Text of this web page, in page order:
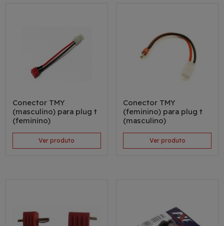
Conector TMY
(masculino) para plug t
(feminino)
Ver produto
Conector TMY
(feminino) para plug t
(masculino)
Ver produto